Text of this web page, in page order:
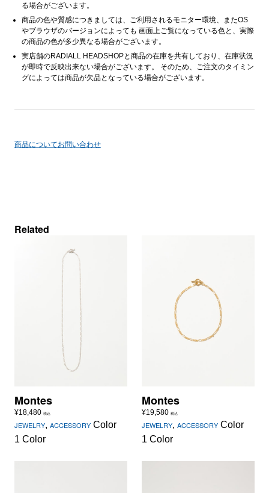
る場合がございます。
商品の色や質感につきましては、ご利用されるモニター環境、またOS
やブラウザのバージョンによっても 画面上ご覧になっている色と、実際
の商品の色が多少異なる場合がございます。
実店舗のRADIALL HEADSHOPと商品の在庫を共有しており、在庫状況
が即時で反映出来ない場合がございます。 そのため、ご注文のタイミン
グによっては商品が欠品となっている場合がございます。
商品についてお問い合わせ
Related
Montes
¥18,480 税込
JEWELRY, ACCESSORY Color
1 Color
Montes
¥19,580 税込
JEWELRY, ACCESSORY Color
1 Color